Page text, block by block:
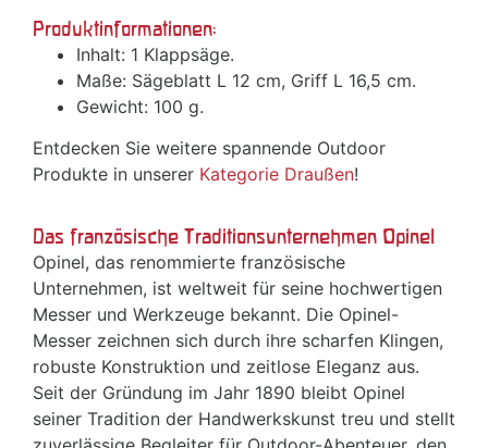
Produktinformationen:
Inhalt: 1 Klappsäge.
Maße: Sägeblatt L 12 cm, Griff L 16,5 cm.
Gewicht: 100 g.
Entdecken Sie weitere spannende Outdoor
Produkte in unserer Kategorie Draußen!
Das französische Traditionsunternehmen Opinel
Opinel, das renommierte französische
Unternehmen, ist weltweit für seine hochwertigen
Messer und Werkzeuge bekannt. Die Opinel-
Messer zeichnen sich durch ihre scharfen Klingen,
robuste Konstruktion und zeitlose Eleganz aus.
Seit der Gründung im Jahr 1890 bleibt Opinel
seiner Tradition der Handwerkskunst treu und stellt